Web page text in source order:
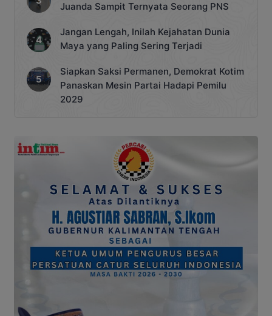
Juanda Sampit Ternyata Seorang PNS
Jangan Lengah, Inilah Kejahatan Dunia
Maya yang Paling Sering Terjadi
Siapkan Saksi Permanen, Demokrat Kotim
Panaskan Mesin Partai Hadapi Pemilu
2029